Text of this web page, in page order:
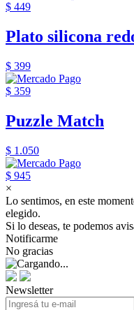
$ 449
Plato silicona
$ 399
$ 359
Puzzle Match
$ 1.050
$ 945
×
Lo sentimos, en este
elegido.
Si lo deseas, te podemos
Notificarme
No gracias
Newsletter